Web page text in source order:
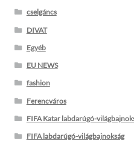
cselgáncs
DIVAT
Egyéb
EU NEWS
fashion
Ferencváros
FIFA Katar labdarúgó-
FIFA labdarúgó-világbajnokság